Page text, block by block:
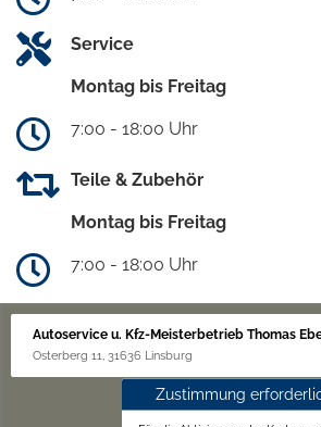
Service
Montag bis Freitag
7:00 - 18:00 Uhr
Teile & Zubehör
Montag bis Freitag
7:00 - 18:00 Uhr
Autoservice u. Kfz-Meisterbetrieb Thomas
Osterberg 11, 31636 Linsburg
Zustimmung